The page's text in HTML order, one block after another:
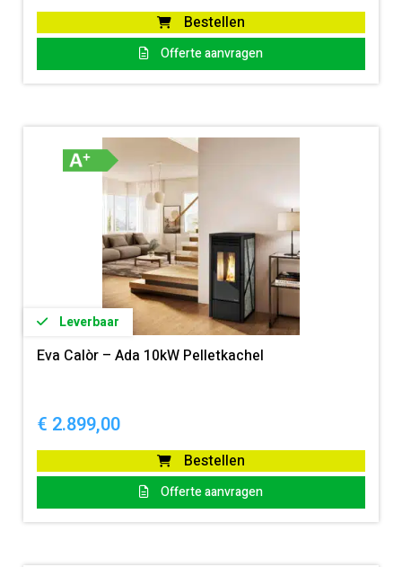
Bestellen
Offerte aanvragen
Leverbaar
Eva Calòr – Ada 10kW Pelletkachel
€ 2.899,00
Bestellen
Offerte aanvragen